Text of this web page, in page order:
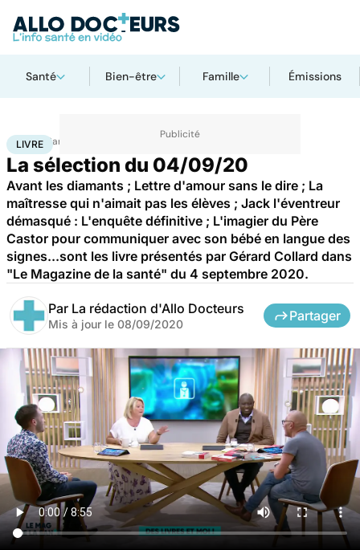
Santé Bien-être Famille Émissions
Accueil Santé
LIVRE
La sélection du 04/09/20
Avant les diamants ; Lettre d'amour sans le dire ; La
maîtresse qui n'aimait pas les élèves ; Jack l'éventreur
démasqué : L'enquête définitive ; L'imagier du Père
Castor pour communiquer avec son bébé en langue des
signes...sont les livre présentés par Gérard Collard dans
"Le Magazine de la santé" du 4 septembre 2020.
Par La rédaction d'Allo Docteurs
Mis à jour le 08/09/2020
Partager